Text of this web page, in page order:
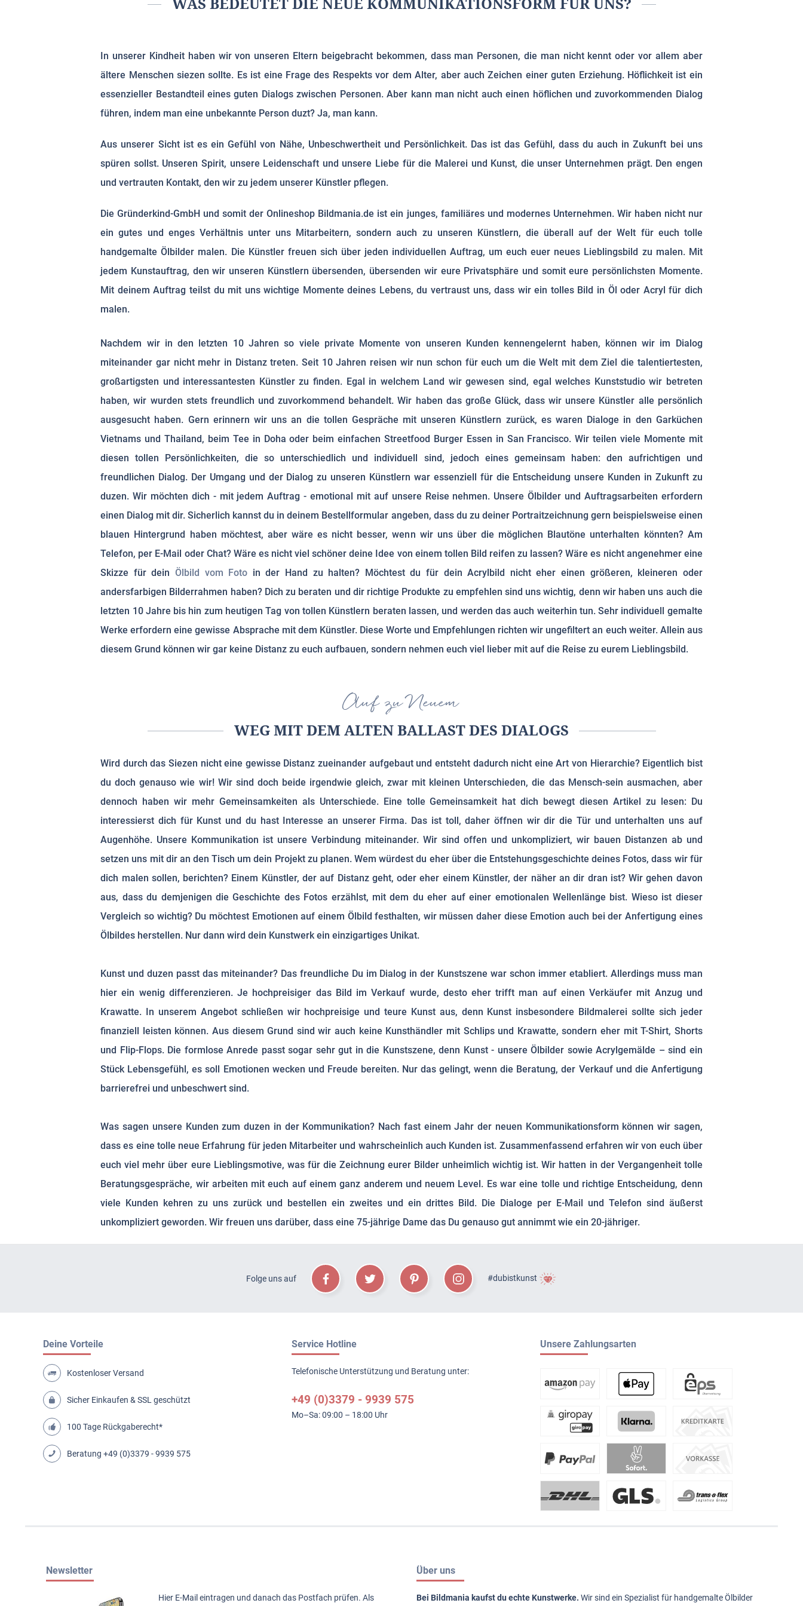
In unserer Kindheit haben wir von unseren Eltern beigebracht bekommen, dass man Personen, die man nicht kennt oder vor allem aber
ältere Menschen siezen sollte. Es ist eine Frage des Respekts vor dem Alter, aber auch Zeichen einer guten Erziehung. Höflichkeit ist ein
essenzieller Bestandteil eines guten Dialogs zwischen Personen. Aber kann man nicht auch einen höflichen und zuvorkommenden Dialog
führen, indem man eine unbekannte Person duzt? Ja, man kann.
Aus unserer Sicht ist es ein Gefühl von Nähe, Unbeschwertheit und Persönlichkeit. Das ist das Gefühl, dass du auch in Zukunft bei uns
spüren sollst. Unseren Spirit, unsere Leidenschaft und unsere Liebe für die Malerei und Kunst, die unser Unternehmen prägt. Den engen
und vertrauten Kontakt, den wir zu jedem unserer Künstler pflegen.
Die Gründerkind-GmbH und somit der Onlineshop Bildmania.de ist ein junges, familiäres und modernes Unternehmen. Wir haben nicht nur
ein gutes und enges Verhältnis unter uns Mitarbeitern, sondern auch zu unseren Künstlern, die überall auf der Welt für euch tolle
handgemalte Ölbilder malen. Die Künstler freuen sich über jeden individuellen Auftrag, um euch euer neues Lieblingsbild zu malen. Mit
jedem Kunstauftrag, den wir unseren Künstlern übersenden, übersenden wir eure Privatsphäre und somit eure persönlichsten Momente.
Mit deinem Auftrag teilst du mit uns wichtige Momente deines Lebens, du vertraust uns, dass wir ein tolles Bild in Öl oder Acryl für dich
malen.
Nachdem wir in den letzten 10 Jahren so viele private Momente von unseren Kunden kennengelernt haben, können wir im Dialog
miteinander gar nicht mehr in Distanz treten. Seit 10 Jahren reisen wir nun schon für euch um die Welt mit dem Ziel die talentiertesten,
großartigsten und interessantesten Künstler zu finden. Egal in welchem Land wir gewesen sind, egal welches Kunststudio wir betreten
haben, wir wurden stets freundlich und zuvorkommend behandelt. Wir haben das große Glück, dass wir unsere Künstler alle persönlich
ausgesucht haben. Gern erinnern wir uns an die tollen Gespräche mit unseren Künstlern zurück, es waren Dialoge in den Garküchen
Vietnams und Thailand, beim Tee in Doha oder beim einfachen Streetfood Burger Essen in San Francisco. Wir teilen viele Momente mit
diesen tollen Persönlichkeiten, die so unterschiedlich und individuell sind, jedoch eines gemeinsam haben: den aufrichtigen und
freundlichen Dialog. Der Umgang und der Dialog zu unseren Künstlern war essenziell für die Entscheidung unsere Kunden in Zukunft zu
duzen. Wir möchten dich - mit jedem Auftrag - emotional mit auf unsere Reise nehmen. Unsere Ölbilder und Auftragsarbeiten erfordern
einen Dialog mit dir. Sicherlich kannst du in deinem Bestellformular angeben, dass du zu deiner Portraitzeichnung gern beispielsweise einen
blauen Hintergrund haben möchtest, aber wäre es nicht besser, wenn wir uns über die möglichen Blautöne unterhalten könnten? Am
Telefon, per E-Mail oder Chat? Wäre es nicht viel schöner deine Idee von einem tollen Bild reifen zu lassen? Wäre es nicht angenehmer eine
Skizze für deinÖlbild vom Foto in der Hand zu halten? Möchtest du für dein Acrylbild nicht eher einen größeren, kleineren oder
andersfarbigen Bilderrahmen haben? Dich zu beraten und dir richtige Produkte zu empfehlen sind uns wichtig, denn wir haben uns auch die
letzten 10 Jahre bis hin zum heutigen Tag von tollen Künstlern beraten lassen, und werden das auch weiterhin tun. Sehr individuell gemalte
Werke erfordern eine gewisse Absprache mit dem Künstler. Diese Worte und Empfehlungen richten wir ungefiltert an euch weiter. Allein aus
diesem Grund können wir gar keine Distanz zu euch aufbauen, sondern nehmen euch viel lieber mit auf die Reise zu eurem Lieblingsbild.
Auf zu Neuem
WEG MIT DEM ALTEN BALLAST DES DIALOGS
Wird durch das Siezen nicht eine gewisse Distanz zueinander aufgebaut und entsteht dadurch nicht eine Art von Hierarchie? Eigentlich bist
du doch genauso wie wir! Wir sind doch beide irgendwie gleich, zwar mit kleinen Unterschieden, die das Mensch-sein ausmachen, aber
dennoch haben wir mehr Gemeinsamkeiten als Unterschiede. Eine tolle Gemeinsamkeit hat dich bewegt diesen Artikel zu lesen: Du
interessierst dich für Kunst und du hast Interesse an unserer Firma. Das ist toll, daher öffnen wir dir die Tür und unterhalten uns auf
Augenhöhe. Unsere Kommunikation ist unsere Verbindung miteinander. Wir sind offen und unkompliziert, wir bauen Distanzen ab und
setzen uns mit dir an den Tisch um dein Projekt zu planen. Wem würdest du eher über die Entstehungsgeschichte deines Fotos, dass wir für
dich malen sollen, berichten? Einem Künstler, der auf Distanz geht, oder eher einem Künstler, der näher an dir dran ist? Wir gehen davon
aus, dass du demjenigen die Geschichte des Fotos erzählst, mit dem du eher auf einer emotionalen Wellenlänge bist. Wieso ist dieser
Vergleich so wichtig? Du möchtest Emotionen auf einem Ölbild festhalten, wir müssen daher diese Emotion auch bei der Anfertigung eines
Ölbildes herstellen. Nur dann wird dein Kunstwerk ein einzigartiges Unikat.
Kunst und duzen passt das miteinander? Das freundliche Du im Dialog in der Kunstszene war schon immer etabliert. Allerdings muss man
hier ein wenig differenzieren. Je hochpreisiger das Bild im Verkauf wurde, desto eher trifft man auf einen Verkäufer mit Anzug und
Krawatte. In unserem Angebot schließen wir hochpreisige und teure Kunst aus, denn Kunst insbesondere Bildmalerei sollte sich jeder
finanziell leisten können. Aus diesem Grund sind wir auch keine Kunsthändler mit Schlips und Krawatte, sondern eher mit T-Shirt, Shorts
und Flip-Flops. Die formlose Anrede passt sogar sehr gut in die Kunstszene, denn Kunst - unsere Ölbilder sowie Acrylgemälde – sind ein
Stück Lebensgefühl, es soll Emotionen wecken und Freude bereiten. Nur das gelingt, wenn die Beratung, der Verkauf und die Anfertigung
barrierefrei und unbeschwert sind.
Was sagen unsere Kunden zum duzen in der Kommunikation? Nach fast einem Jahr der neuen Kommunikationsform können wir sagen,
dass es eine tolle neue Erfahrung für jeden Mitarbeiter und wahrscheinlich auch Kunden ist. Zusammenfassend erfahren wir von euch über
euch viel mehr über eure Lieblingsmotive, was für die Zeichnung eurer Bilder unheimlich wichtig ist. Wir hatten in der Vergangenheit tolle
Beratungsgespräche, wir arbeiten mit euch auf einem ganz anderem und neuem Level. Es war eine tolle und richtige Entscheidung, denn
viele Kunden kehren zu uns zurück und bestellen ein zweites und ein drittes Bild. Die Dialoge per E-Mail und Telefon sind äußerst
unkompliziert geworden. Wir freuen uns darüber, dass eine 75-jährige Dame das Du genauso gut annimmt wie ein 20-jähriger.
Folge uns auf #dubistkunst
Deine Vorteile
Kostenloser Versand
Sicher Einkaufen & SSL geschützt
100 Tage Rückgaberecht*
Beratung +49 (0)3379 - 9939 575
Service Hotline
Telefonische Unterstützung und Beratung unter:
+49 (0)3379 - 9939 575
Mo–Sa: 09:00 – 18:00 Uhr
Unsere Zahlungsarten
Newsletter
Hier E-Mail eintragen und danach das Postfach prüfen. Als
Über uns
Bei Bildmania kaufst du echte Kunstwerke. Wir sind ein Spezialist für handgemalteÖlbilder